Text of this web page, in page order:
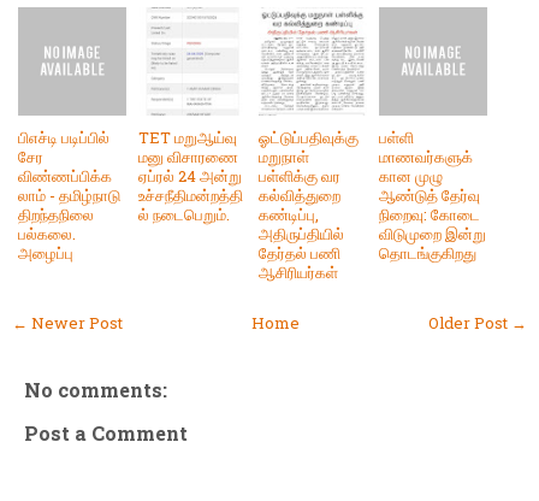
பிஎச்டி படிப்பில்
சேர
விண்ணப்பிக்க
லாம் - தமிழ்நாடு
திறந்தநிலை
பல்கலை.
அழைப்பு
TET மறுஆய்வு
மனு விசாரணை
ஏப்ரல் 24 அன்று
உச்சநீதிமன்றத்தி
ல் நடைபெறும்.
ஓட்டுப்பதிவுக்கு
மறுநாள்
பள்ளிக்கு வர
கல்வித்துறை
கண்டிப்பு,
அதிருப்தியில்
தேர்தல் பணி
ஆசிரியர்கள்
பள்ளி
மாணவர்களுக்
கான முழு
ஆண்டுத் தேர்வு
நிறைவு: கோடை
விடுமுறை இன்று
தொடங்குகிறது
← Newer Post Older Post →
Home
No comments:
Post a Comment